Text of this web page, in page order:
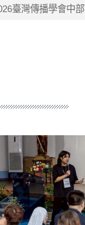
臺灣傳播學會中